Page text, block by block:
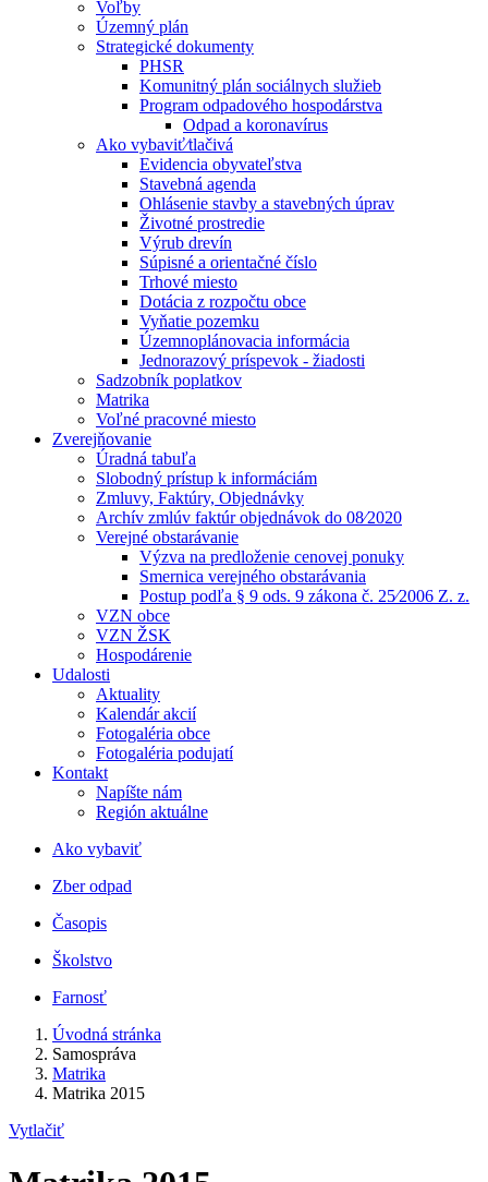
Voľby
Územný plán
Strategické dokumenty
PHSR
Komunitný plán sociálnych služieb
Program odpadového hospodárstva
Odpad a koronavírus
Ako vybaviť⁄tlačivá
Evidencia obyvateľstva
Stavebná agenda
Ohlásenie stavby a stavebných úprav
Životné prostredie
Výrub drevín
Súpisné a orientačné číslo
Trhové miesto
Dotácia z rozpočtu obce
Vyňatie pozemku
Územnoplánovacia informácia
Jednorazový príspevok - žiadosti
Sadzobník poplatkov
Matrika
Voľné pracovné miesto
Zverejňovanie
Úradná tabuľa
Slobodný prístup k informáciám
Zmluvy, Faktúry, Objednávky
Archív zmlúv faktúr objednávok do 08⁄2020
Verejné obstarávanie
Výzva na predloženie cenovej ponuky
Smernica verejného obstarávania
Postup podľa § 9 ods. 9 zákona č. 25⁄2006 Z. z.
VZN obce
VZN ŽSK
Hospodárenie
Udalosti
Aktuality
Kalendár akcií
Fotogaléria obce
Fotogaléria podujatí
Kontakt
Napíšte nám
Región aktuálne
Ako vybaviť
Zber odpad
Časopis
Školstvo
Farnosť
Úvodná stránka
Samospráva
Matrika
Matrika 2015
Vytlačiť